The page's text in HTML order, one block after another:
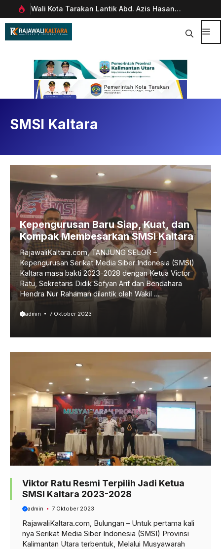
Langsung
ke
Wali Kota Tarakan Lantik Abd. Azis Hasan
sebagai Sekda
SMSI Kaltara
Kepengurusan Baru Siap, Kuat, dan
Kompak Membesarkan SMSI Kaltara
RajawaliKaltara.com, TANJUNG SELOR –
Kepengurusan Serikat Media Siber Indonesia (SMSI)
Kaltara masa bakti 2023-2028 dengan Ketua Victor
Ratu, Sekretaris Didik Sofyan Arif dan Bendahara
Hendra Nur Rahaman dilantik oleh Wakil ...
admin 7 Oktober 2023
Viktor Ratu Resmi Terpilih Jadi Ketua
SMSI Kaltara 2023-2028
admin 7 Oktober 2023
RajawaliKaltara.com, Bulungan – Untuk pertama kali
nya Serikat Media Siber Indonesia (SMSI) Provinsi
Kalimantan Utara terbentuk, Melalui Musyawarah